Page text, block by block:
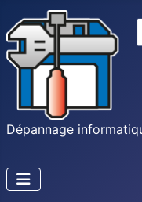
Dépannage